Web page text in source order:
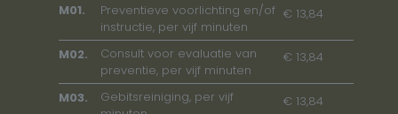
M01.
Preventieve voorlichting en/of
instructie, per vijf minuten
€ 13,84
M02.
Consult voor evaluatie van
preventie, per vijf minuten
€ 13,84
M03.
Gebitsreiniging, per vijf
€ 13,84